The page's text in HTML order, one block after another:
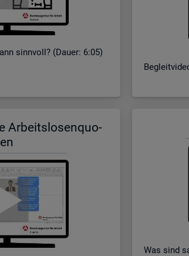
sinn­voll? (Dauer: 6:05)
Ar­beits­lo­sen­quo­
Was sind